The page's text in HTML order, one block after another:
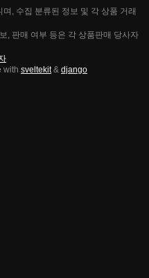
, 수집 분류된 정보 및 각 상품 거래
, 판매 여부 등은 각 상품판매 당사자
with sveltekit& django